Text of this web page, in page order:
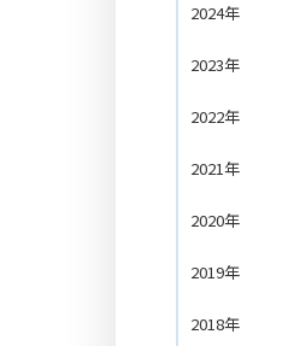
2024年
2023年
2022年
2021年
2020年
2019年
2018年